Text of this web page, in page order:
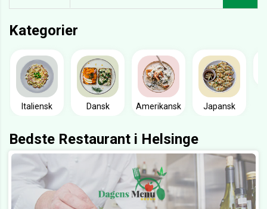
Kategorier
Italiensk Dansk Amerikansk Japansk
Bedste Restaurant i Helsinge